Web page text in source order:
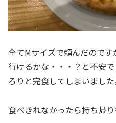
全てMサイズで頼んだので
行けるかな・・・？と不安
ろりと完食してしまいました
食べきれなかったら持ち帰り